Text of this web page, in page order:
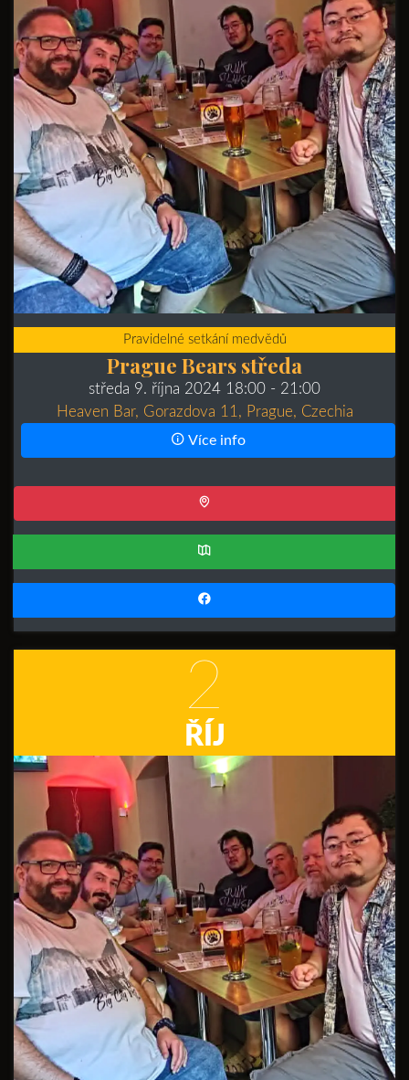
Pravidelné setkání medvědů
Prague Bears středa
středa 9. října 2024 18:00 - 21:00
Heaven Bar, Gorazdova 11, Prague, Czechia
Více info
2
ŘÍJ